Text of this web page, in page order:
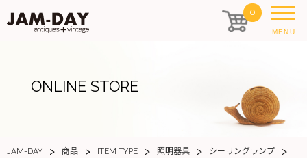
0
MENU
ONLINE STORE
JAM-DAY > 商品 > ITEM TYPE > 照明器具 > シーリングランプ >